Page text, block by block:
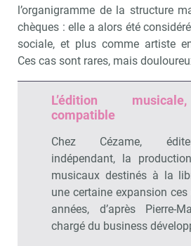
l’organigramme de la structure
chèques : elle a alors été
sociale, et plus comme artiste
Ces cas sont rares, mais
L’édition
compatible
Chez Cézame,
indépendant, la
musicaux destinés à la
une certaine expansion ces
années, d’après Pierre-
chargé du business
Recevoir
Non merci, je reçois déjà